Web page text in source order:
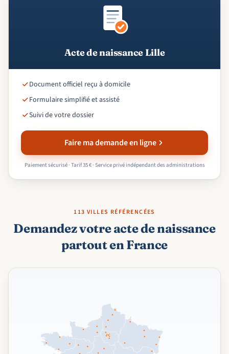
Acte de naissance Lille
Document officiel reçu à domicile
Formulaire simplifié et assisté
Suivi de votre dossier
Faire ma demande en ligne
Paiement sécurisé · Tarif 35 € · Service privé indépendant des administrations
113 VILLES RÉFÉRENCÉES
Demandez votre acte de naissance
partout en France